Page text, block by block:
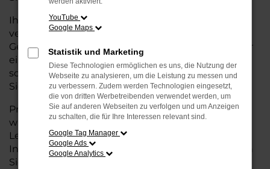
Ihr VW Autohaus in Nordenham ist Ihr
vertrauenswürdiger Partner, wenn es um
Gebrauchtwagen geht. Wir bieten Ihnen nicht nur
eine große Auswahl an geprüften Fahrzeugen,
sondern auch eine fachkundige Beratung, damit
Sie das für Sie passende Modell finden.
Profitieren Sie von unseren zusätzlichenServices
wie attraktiven Finanzierungsmöglichkeiten,
Leasingangeboten und der bequemen
Inzahlungnahme Ihres alten Fahrzeugs. Besuchen
Sie uns und überzeugen Sie sich von der Qualität
YouTube
Google Maps
Statistik und Marketing
Diese Technologien ermöglichen es uns, die Nutzung der
Webseite zu analysieren, um die Leistung zu messen und
zu verbessern. Zudem werden Technologien eingesetzt,
die von dritten Werbetreibenden verwendet werden, um
Sie auf anderen Webseiten zu verfolgen und um Anzeigen
zu schalten, die für Ihre Interessen relevant sind.
Google Tag Manager
Google Ads
Google Analytics